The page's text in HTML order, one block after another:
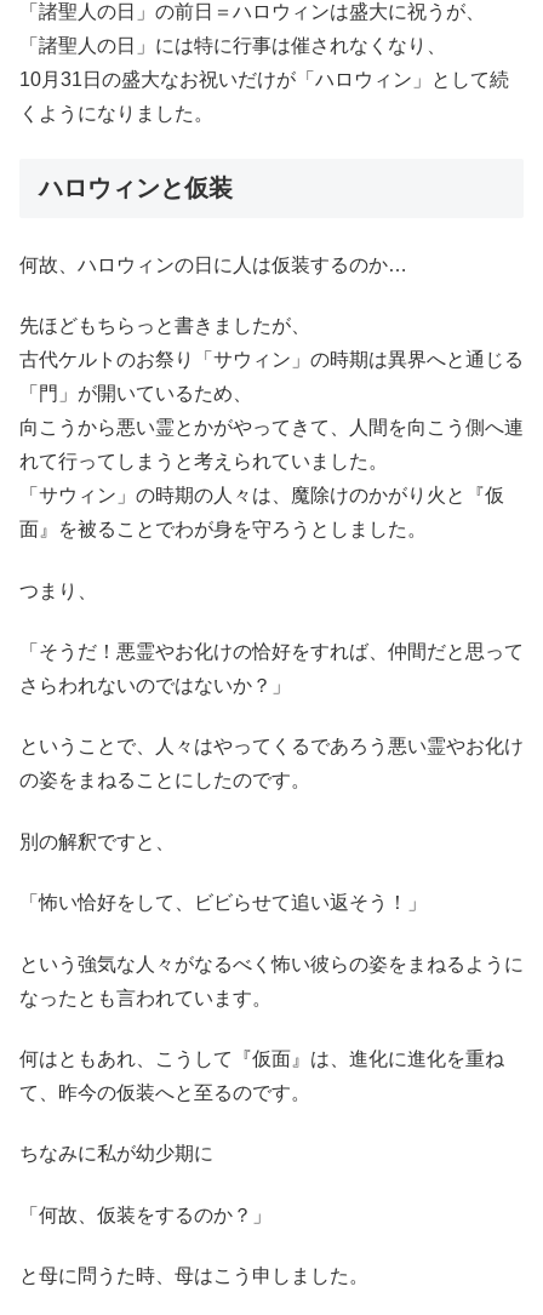
「諸聖人の日」の前日＝ハロウィンは盛大に祝うが、
「諸聖人の日」には特に行事は催されなくなり、
10月31日の盛大なお祝いだけが「ハロウィン」として続
くようになりました。
ハロウィンと仮装
何故、ハロウィンの日に人は仮装するのか…
先ほどもちらっと書きましたが、
古代ケルトのお祭り「サウィン」の時期は異界へと通じる
「門」が開いているため、
向こうから悪い霊とかがやってきて、人間を向こう側へ連
れて行ってしまうと考えられていました。
「サウィン」の時期の人々は、魔除けのかがり火と『仮
面』を被ることでわが身を守ろうとしました。
つまり、
「そうだ！悪霊やお化けの恰好をすれば、仲間だと思って
さらわれないのではないか？」
ということで、人々はやってくるであろう悪い霊やお化け
の姿をまねることにしたのです。
別の解釈ですと、
「怖い恰好をして、ビビらせて追い返そう！」
という強気な人々がなるべく怖い彼らの姿をまねるように
なったとも言われています。
何はともあれ、こうして『仮面』は、進化に進化を重ね
て、昨今の仮装へと至るのです。
ちなみに私が幼少期に
「何故、仮装をするのか？」
と母に問うた時、母はこう申しました。